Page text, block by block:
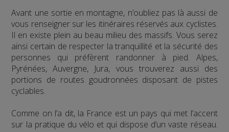
Avant une sortie en montagne, n’oubliez pas là aussi de
vous renseigner sur les itinéraires réservés aux cyclistes.
Il en existe plein au beau milieu des massifs. Vous serez
ainsi certain de respecter la tranquillité et la sécurité des
personnes qui préfèrent randonner à pied. Alpes,
Pyrénées, Auvergne, Jura, vous trouverez aussi des
portions de routes goudronnées disposant de pistes
cyclables.
Comme on l’a dit, la France est un pays qui met l’accent
sur la pratique du vélo et qui dispose d’un vaste réseau.